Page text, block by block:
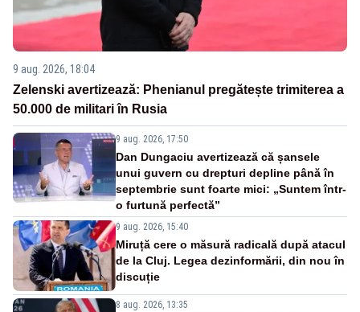
9 aug. 2026, 18:04
Zelenski avertizează: Phenianul pregătește trimiterea a
50.000 de militari în Rusia
9 aug. 2026, 17:50
Dan Dungaciu avertizează că șansele
unui guvern cu drepturi depline până în
septembrie sunt foarte mici: „Suntem într-
o furtună perfectă”
9 aug. 2026, 15:40
Miruță cere o măsură radicală după atacul
de la Cluj. Legea dezinformării, din nou în
discuție
8 aug. 2026, 13:35